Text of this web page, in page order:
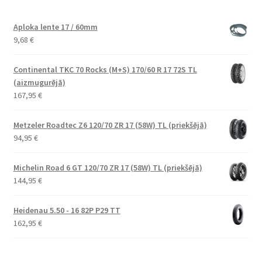
Aploka lente 17 / 60mm
9,68 €
Continental TKC 70 Rocks (M+S) 170/60 R 17 72S TL
(aizmugurējā)
167,95 €
Metzeler Roadtec Z6 120/70 ZR 17 (58W) TL (priekšējā)
94,95 €
Michelin Road 6 GT 120/70 ZR 17 (58W) TL (priekšējā)
144,95 €
Heidenau 5.50 - 16 82P P29 TT
162,95 €